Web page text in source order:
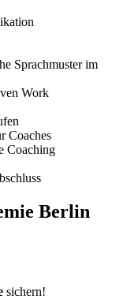
Sprachmuster im
Work
Coaches
Coaching
Berlin
sichern!